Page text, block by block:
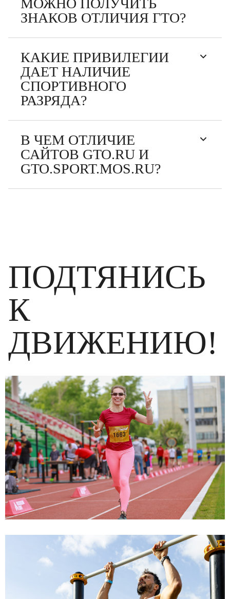
МОЖНО ПОЛУЧИТЬ
ЗНАКОВ ОТЛИЧИЯ ГТО?
КАКИЕ ПРИВИЛЕГИИ
ДАЕТ НАЛИЧИЕ
СПОРТИВНОГО
РАЗРЯДА?
В ЧЕМ ОТЛИЧИЕ
САЙТОВ GTO.RU И
GTO.SPORT.MOS.RU?
ПОДТЯНИСЬ
К
ДВИЖЕНИЮ!